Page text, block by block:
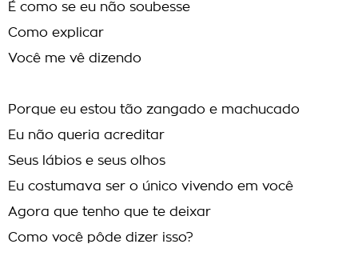
É como se eu não soubesse
Como explicar
Você me vê dizendo
Porque eu estou tão zangado e machucado
Eu não queria acreditar
Seus lábios e seus olhos
Eu costumava ser o único vivendo em você
Agora que tenho que te deixar
Como você pôde dizer isso?